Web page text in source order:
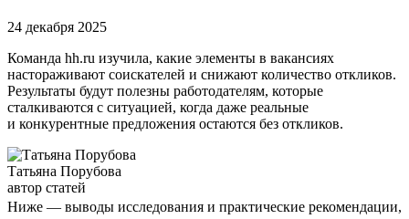
24 декабря 2025
Команда hh.ru изучила, какие элементы в вакансиях
настораживают соискателей и снижают количество откликов.
Результаты будут полезны работодателям, которые
сталкиваются с ситуацией, когда даже реальные
и конкурентные предложения остаются без откликов.
Татьяна Порубова
автор статей
Ниже — выводы исследования и практические рекомендации,